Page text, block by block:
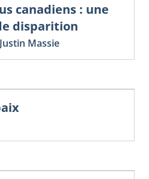
canadiens : une
disparition
Justin Massie